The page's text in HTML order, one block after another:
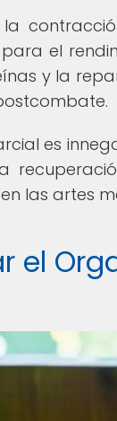
el
y la
es
las artes
el